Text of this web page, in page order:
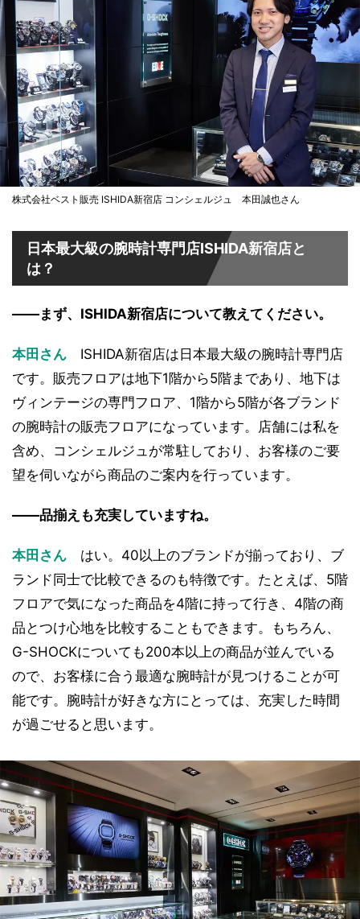
株式会社ベスト販売 ISHIDA新宿店 コンシェルジュ 本田誠也さん
日本最大級の腕時計専門店ISHIDA新宿店と
は？
――まず、ISHIDA新宿店について教えてください。
本田さん ISHIDA新宿店は日本最大級の腕時計専門店
です。販売フロアは地下1階から5階まであり、地下は
ヴィンテージの専門フロア、1階から5階が各ブランド
の腕時計の販売フロアになっています。店舗には私を
含め、コンシェルジュが常駐しており、お客様のご要
望を伺いながら商品のご案内を行っています。
――品揃えも充実していますね。
本田さん はい。40以上のブランドが揃っており、ブ
ランド同士で比較できるのも特徴です。たとえば、5階
フロアで気になった商品を4階に持って行き、4階の商
品とつけ心地を比較することもできます。もちろん、
G-SHOCKについても200本以上の商品が並んでいる
ので、お客様に合う最適な腕時計が見つけることが可
能です。腕時計が好きな方にとっては、充実した時間
が過ごせると思います。